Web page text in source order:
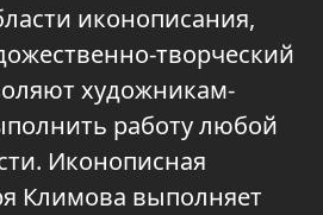
иконописания,
творческий
художникам-
работу любой
Иконописная
Климова выполняет